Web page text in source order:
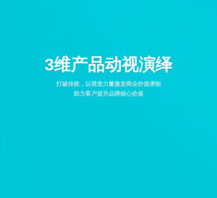
3维产品动视演绎
打破传统，以视觉力量激发商业价值潜能
助力客户提升品牌核心价值